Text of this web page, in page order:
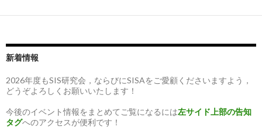
新着情報
2026年度もSIS研究会，ならびにSISAをご愛顧くださいますよう，
どうぞよろしくお願いいたします！
今後のイベント情報をまとめてご覧になるには左サイド上部の告知
タグへのアクセスが便利です！